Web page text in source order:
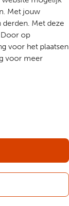
Met jouw
Met deze
Door op
voor het plaatsen
voor meer